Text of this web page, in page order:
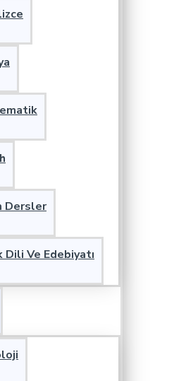
Dersler
Dili Ve Edebiyatı